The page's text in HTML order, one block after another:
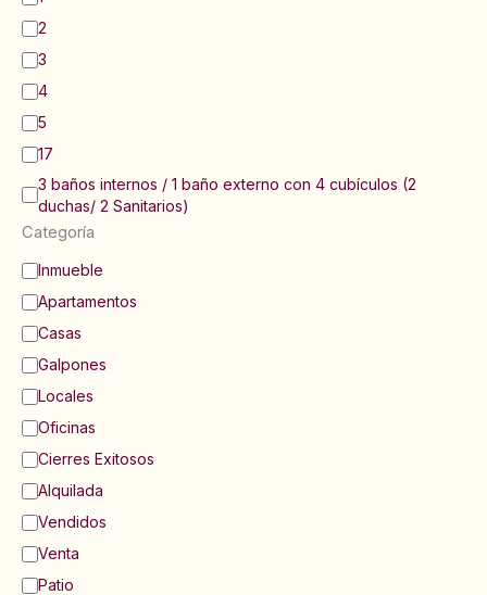
ñ
o
s
:
2
3
4
5
17
3 baños internos / 1 baño externo con 4 cubículos (2
duchas/ 2 Sanitarios)
Categoría
C
t
e
g
o
r
í
a
Inmueble
Apartamentos
Casas
Galpones
Locales
Oficinas
Cierres Exitosos
Alquilada
Vendidos
Venta
Patio